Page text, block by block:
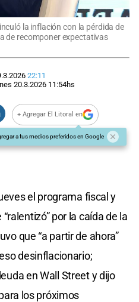
la inflación con la pérdida de
de recomponer expectativas
22:11
20.3.2026 11:54hs
+ Agregar El Litoral en
a tus medios preferidos en Google
el programa fiscal y
“ralentizó” por la caída de la
que “a partir de ahora”
desinflacionario;
en Wall Street y dijo
los próximos